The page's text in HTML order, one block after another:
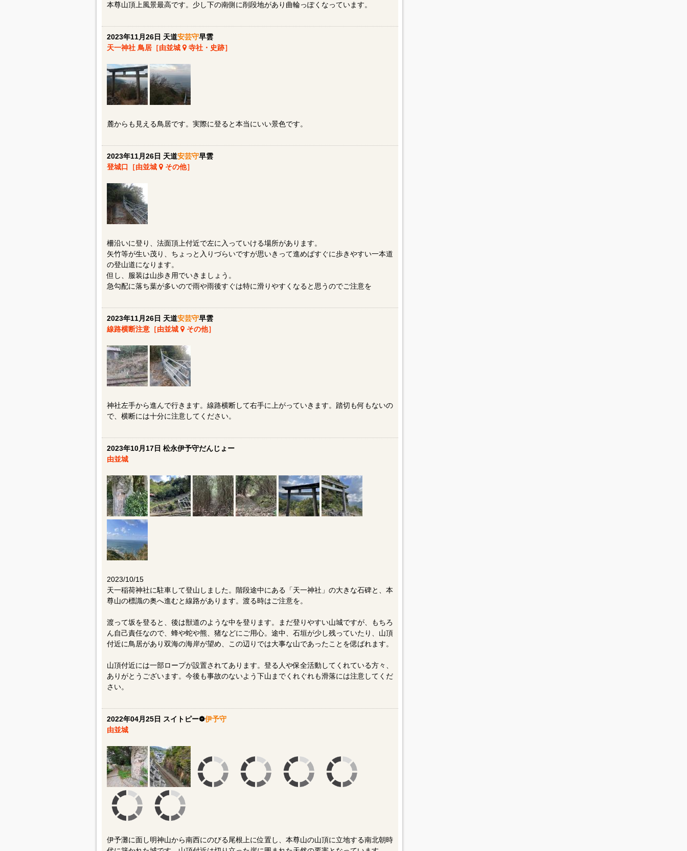
本尊山頂上風景最高です。少し下の南側に削段地があり曲輪っぽくなっています。
2023年11月26日 天道安芸守早雲
天一神社 鳥居［由並城
寺社・史跡］
麓からも見える鳥居です。実際に登ると本当にいい景色です。
2023年11月26日 天道安芸守早雲
登城口［由並城
その他］
柵沿いに登り、法面頂上付近で左に入っていける場所があります。
矢竹等が生い茂り、ちょっと入りづらいですが思いきって進めばすぐに歩きやすい一本道
の登山道になります。
但し、服装は山歩き用でいきましょう。
急勾配に落ち葉が多いので雨や雨後すぐは特に滑りやすくなると思うのでご注意を
2023年11月26日 天道安芸守早雲
線路横断注意［由並城
その他］
神社左手から進んで行きます。線路横断して右手に上がっていきます。踏切も何もないの
で、横断には十分に注意してください。
2023年10月17日 松永伊予守だんじょー
由並城
2023/10/15
天一稲荷神社に駐車して登山しました。階段途中にある「天一神社」の大きな石碑と、本
尊山の標識の奥へ進むと線路があります。渡る時はご注意を。
渡って坂を登ると、後は獣道のような中を登ります。まだ登りやすい山城ですが、もちろ
ん自己責任なので、蜂や蛇や熊、猪などにご用心。途中、石垣が少し残っていたり、山頂
付近に鳥居があり双海の海岸が望め、この辺りでは大事な山であったことを偲ばれます。
山頂付近には一部ロープが設置されてあります。登る人や保全活動してくれている方々、
ありがとうございます。今後も事故のないよう下山までくれぐれも滑落には注意してくだ
さい。
2022年04月25日 スイトピー❁伊予守
由並城